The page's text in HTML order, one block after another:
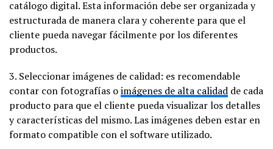
catálogo digital. Esta información debe ser organizada y
estructurada de manera clara y coherente para que el
cliente pueda navegar fácilmente por los diferentes
productos.
3. Seleccionar imágenes de calidad: es recomendable
contar con fotografías oimágenes de alta calidad de cada
producto para que el cliente pueda visualizar los detalles
y características del mismo. Las imágenes deben estar en
formato compatible con el software utilizado.